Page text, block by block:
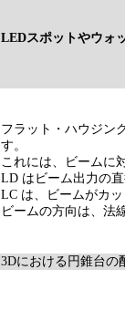
LEDスポットやウォ
フラット・ハウジン
す。
これには、ビームに
LD はビーム出力の直
LC は、ビームがカ
ビームの方向は、法
3Dにおける円錐台の